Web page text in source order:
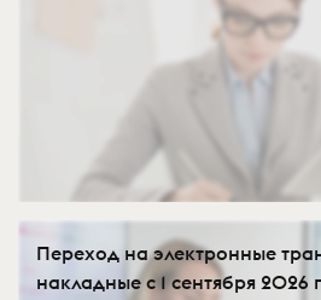
Переход на электронные
накладные с 1 сентября 2026